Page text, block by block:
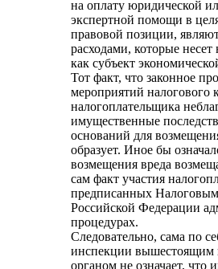
на оплату юридической
экспертной помощи в
правовой позиции,
расходами, которые
как субъект
Тот факт, что законное
мероприятий налогового
налогоплательщика
имущественные
оснований для
образует. Иное бы
возмещения вреда
сам факт участия
предписанных
Российской Федерации
процедурах.
Следовательно, сама по
инспекции вышестоящим
органом не означает, что